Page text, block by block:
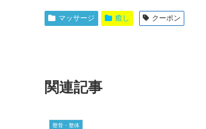
マッサージ 癒し クーポン
関連記事
整骨・整体